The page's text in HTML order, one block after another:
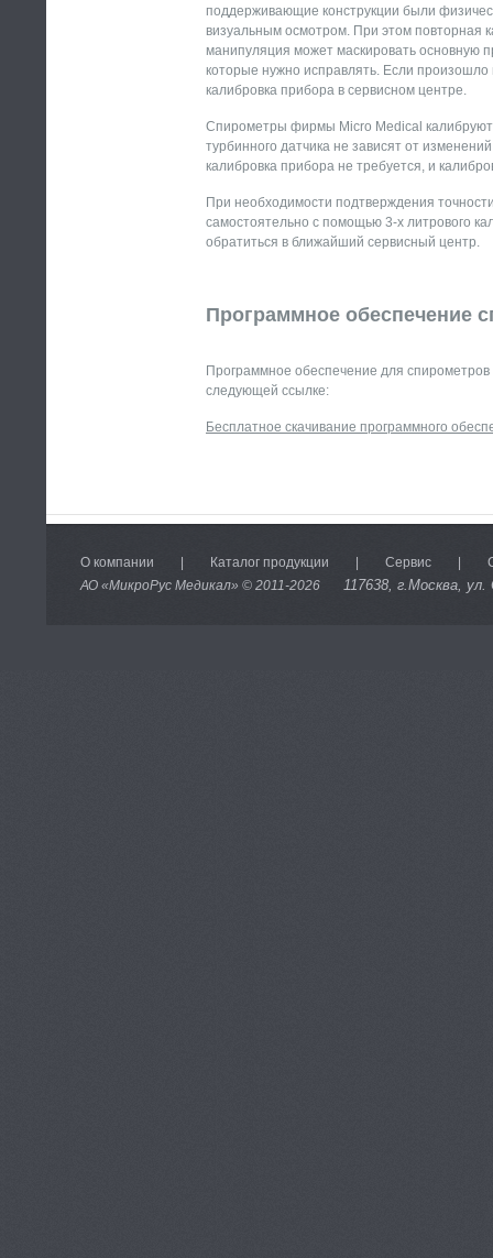
поддерживающие конструкции были
визуальным осмотром. При этом повторная
манипуляция может маскировать основную
которые нужно исправлять. Если
калибровка прибора в сервисном центре.
Спирометры фирмы Micro Medical
турбинного датчика не зависят от
калибровка прибора не требуется, и
При необходимости подтверждения
самостоятельно с помощью 3-х литрового
обратиться в ближайший сервисный центр.
Программное обеспечение
Программное обеспечение для
следующей ссылке:
Бесплатное скачивание программного
О компании Каталог продукции Сервис
АО «МикроРус Медикал» © 2011-2026 117638, г.Москва, ул.